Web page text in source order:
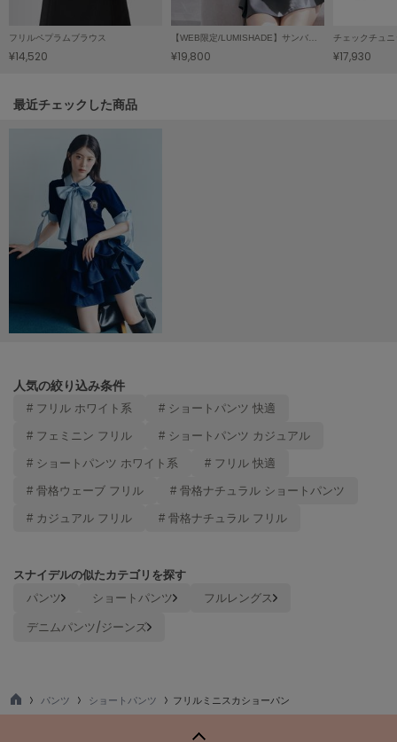
miies miim
ミーエスミーム
MUCHA
ミュシャ
NEW Balance
ニューバランス
NOWNS
null.
Onitsuka Tiger
オニツカ タイガー
ORR
オル
フリルペプラムブラウス
¥14,520
【WEB限定/LUMISHADE】サンバイザー付きUVカットパーカー
¥19,800
チェックチュ
¥17,930
関連記事
最近チェックした商品
人気の絞り込み条件
# フリル ホワイト系 # ショートパンツ 快適
# フェミニン フリル # ショートパンツ カジュアル
# ショートパンツ ホワイト系 # フリル 快適
# 骨格ウェーブ フリル # 骨格ナチュラル ショートパンツ
# カジュアル フリル # 骨格ナチュラル フリル
スナイデルの似たカテゴリを探す
パンツ ショートパンツ
フルレングス
デニムパンツ/ジーンズ
TO
パンツ ショートパンツ フリルミニスカショーパン